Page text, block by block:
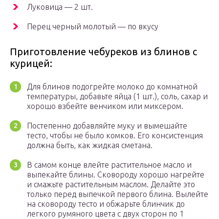
Луковица — 2 шт.
Перец черный молотый — по вкусу
Приготовление чебуреков из блинов с
курицей:
Для блинов подогрейте молоко до комнатной
температуры, добавьте яйца (1 шт.), соль, сахар и
хорошо взбейте венчиком или миксером.
Постепенно добавляйте муку и вымешайте
тесто, чтобы не было комков. Его консистенция
должна быть, как жидкая сметана.
В самом конце влейте растительное масло и
выпекайте блины. Сковороду хорошо нагрейте
и смажьте растительным маслом. Делайте это
только перед выпечкой первого блина. Вылейте
на сковороду тесто и обжарьте блинчик до
легкого румяного цвета с двух сторон по 1